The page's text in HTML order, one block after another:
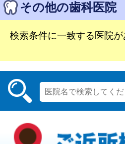
その他の歯科医院
検索条件に一致する医院が